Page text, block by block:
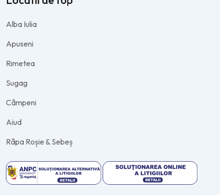
Alba Iulia
Apuseni
Rimetea
Sugag
Câmpeni
Aiud
Râpa Roșie & Sebeș